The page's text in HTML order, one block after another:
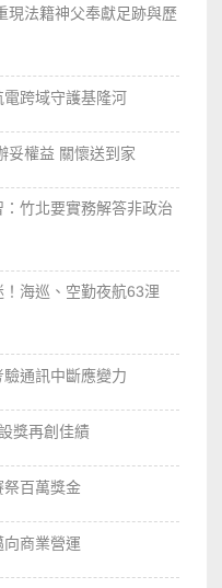
現法籍神父奉獻足跡與歷
跨域守護基隆河
妥權益 關懷送到家
竹北要實務解答非政治
！海巡、空勤夜航63浬
通訊中斷應變力
獎再創佳績
百萬獎金
商業營運